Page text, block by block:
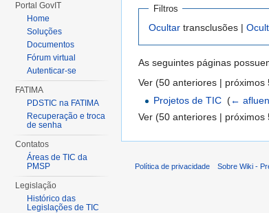
Filtros
Ocultar transclusões |
As seguintes páginas
Ver (50 anteriores | próximos
Projetos de TIC (←
Ver (50 anteriores | próximos
Portal GovIT
Home
Soluções
Documentos
Fórum virtual
Autenticar-se
FATIMA
PDSTIC na FATIMA
Recuperação e troca
de senha
Contatos
Áreas de TIC da
PMSP
Legislação
Histórico das
Legislações de TIC
Política de privacidade Sobre Wiki -